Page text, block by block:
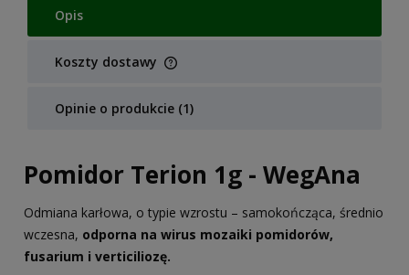
Opis
Koszty dostawy
Cena nie zawiera ewentualnych kosztów płatności
Opinie o produkcie (1)
Pomidor Terion 1g - WegAna
Odmiana karłowa, o typie wzrostu – samokończąca, średnio
wczesna, odporna na wirus mozaiki pomidorów,
fusarium i verticiliozę.